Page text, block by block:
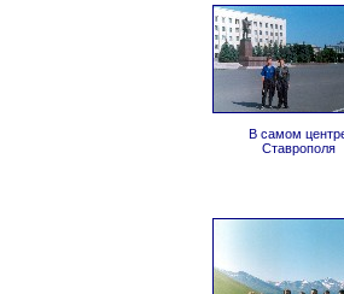
В самом
Ставрополя